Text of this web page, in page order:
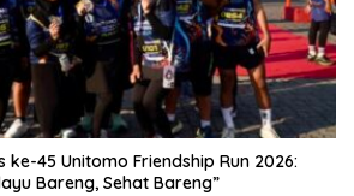
ke-45 Unitomo Friendship Run 2026:
Bareng, Sehat Bareng”